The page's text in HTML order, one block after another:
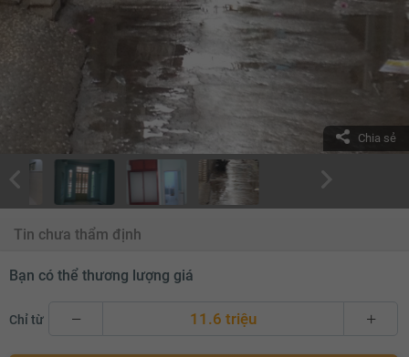
Chia sẻ
Tin chưa thẩm định
Bạn có thể thương lượng giá
Chỉ từ 11.6 triệu